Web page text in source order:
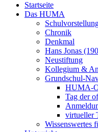
Startseite
Das HUMA
Chronik
Denkmal
Hans Jonas
Neustiftung
Kollegium &
Grundschul-
HUMA-
Tag der
virtueller
Wissenswertes